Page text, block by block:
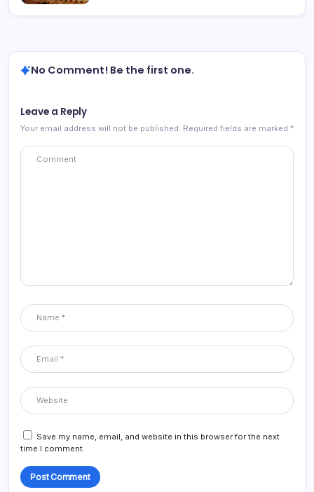
No Comment! Be the first one.
Leave a Reply
Your email address will not be published. Required fields are marked *
Save my name, email, and website in this browser for the next
time I comment.